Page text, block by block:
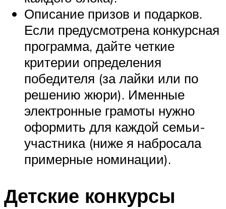
Описание призов и подарков.
Если предусмотрена конкурсная
программа, дайте четкие
критерии определения
победителя (за лайки или по
решению жюри). Именные
электронные грамоты нужно
оформить для каждой семьи-
участника (ниже я набросала
примерные номинации).
Детские конкурсы